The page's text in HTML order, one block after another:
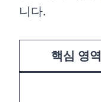
니다.
핵심 영역